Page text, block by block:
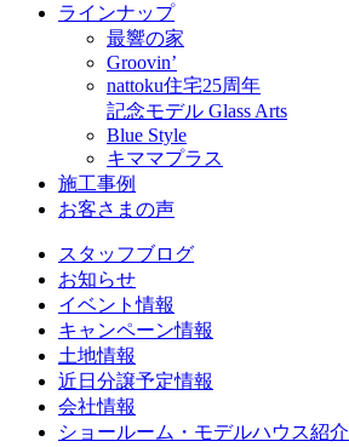
ラインナップ
最響の家
Groovin’
nattoku住宅25周年
記念モデル Glass Arts
Blue Style
キママプラス
施工事例
お客さまの声
スタッフブログ
お知らせ
イベント情報
キャンペーン情報
土地情報
近日分譲予定情報
会社情報
ショールーム・モデルハウス紹介